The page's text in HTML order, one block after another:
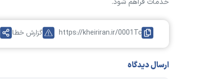
خدمات فراهم شود.
https://kheiriran.ir/0001Tc گزارش خطا
ارسال دیدگاه